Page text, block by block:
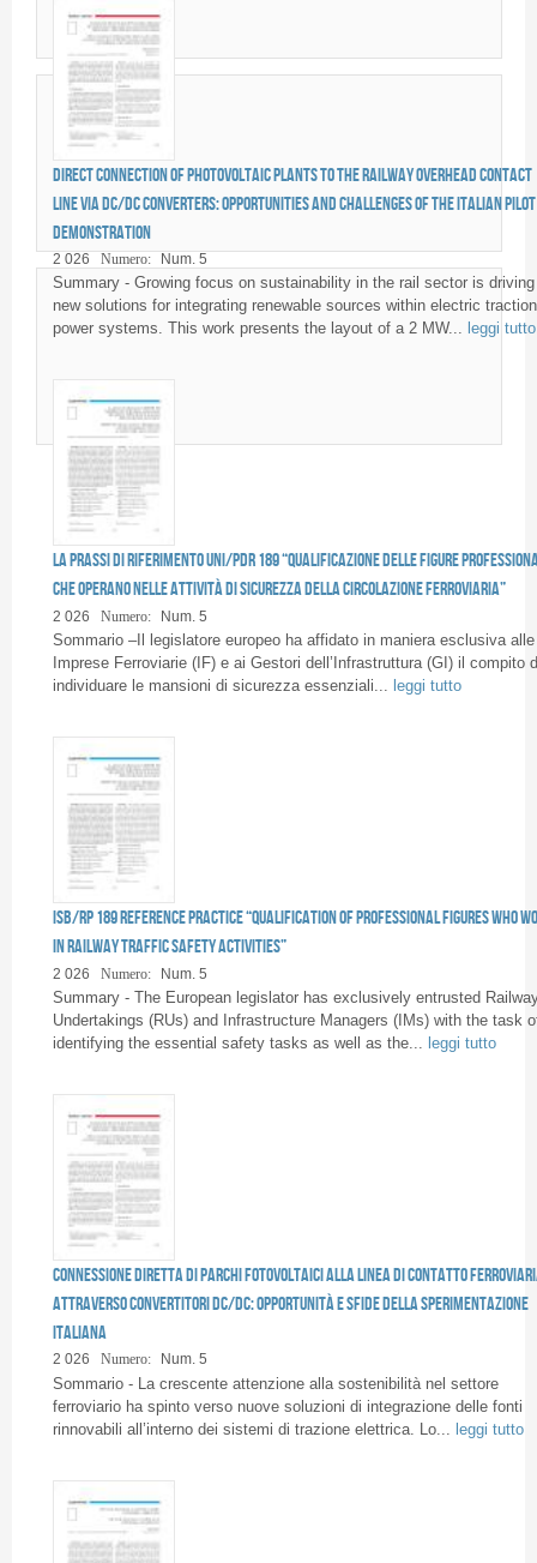
Direct connection of photovoltaic plants to the railway overhead contact
line via DC/DC converters: opportunities and challenges of the italian pilot
demonstration
2 026 Numero: Num. 5
Summary - Growing focus on sustainability in the rail sector is driving
new solutions for integrating renewable sources within electric traction
power systems. This work presents the layout of a 2 MW... leggi tutto
La prassi di riferimento UNI/PdR 189 “Qualificazione delle figure
che operano nelle attività di sicurezza della circolazione ferroviaria”
2 026 Numero: Num. 5
Sommario –Il legislatore europeo ha affidato in maniera esclusiva alle
Imprese Ferroviarie (IF) e ai Gestori dell’Infrastruttura (GI) il compito
individuare le mansioni di sicurezza essenziali... leggi tutto
ISB/RP 189 reference practice “Qualification of professional figures who
in railway traffic safety activities”
2 026 Numero: Num. 5
Summary - The European legislator has exclusively entrusted
Undertakings (RUs) and Infrastructure Managers (IMs) with the task
identifying the essential safety tasks as well as the...
leggi tutto
Connessione diretta di parchi fotovoltaici alla linea di contatto
attraverso convertitori DC/DC: opportunità e sfide della sperimentazione
italiana
2 026 Numero: Num. 5
Sommario - La crescente attenzione alla sostenibilità nel settore
ferroviario ha spinto verso nuove soluzioni di integrazione delle fonti
rinnovabili all’interno dei sistemi di trazione elettrica. Lo... leggi tutto
Pagine